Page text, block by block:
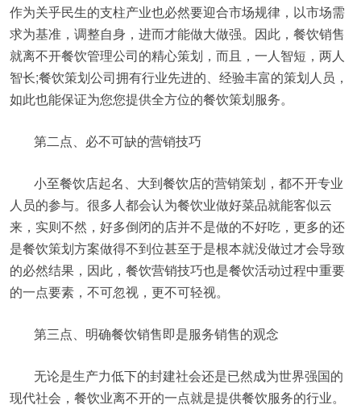
作为关乎民生的支柱产业也必然要迎合市场规律，以市场需
求为基准，调整自身，进而才能做大做强。因此，餐饮销售
就离不开餐饮管理公司的精心策划，而且，一人智短，两人
智长;餐饮策划公司拥有行业先进的、经验丰富的策划人员，
如此也能保证为您您提供全方位的餐饮策划服务。
第二点、必不可缺的营销技巧
小至餐饮店起名、大到餐饮店的营销策划，都不开专业
人员的参与。很多人都会认为餐饮业做好菜品就能客似云
来，实则不然，好多倒闭的店并不是做的不好吃，更多的还
是餐饮策划方案做得不到位甚至于是根本就没做过才会导致
的必然结果，因此，餐饮营销技巧也是餐饮活动过程中重要
的一点要素，不可忽视，更不可轻视。
第三点、明确餐饮销售即是服务销售的观念
无论是生产力低下的封建社会还是已然成为世界强国的
现代社会，餐饮业离不开的一点就是提供餐饮服务的行业。